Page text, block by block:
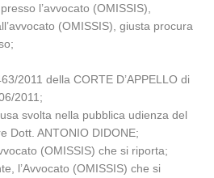
l’avvocato (OMISSIS),
(OMISSIS), giusta procura
2011 della CORTE D’APPELLO di
2011;
svolta nella pubblica udienza del
Dott. ANTONIO DIDONE;
(OMISSIS) che si riporta;
l’Avvocato (OMISSIS) che si